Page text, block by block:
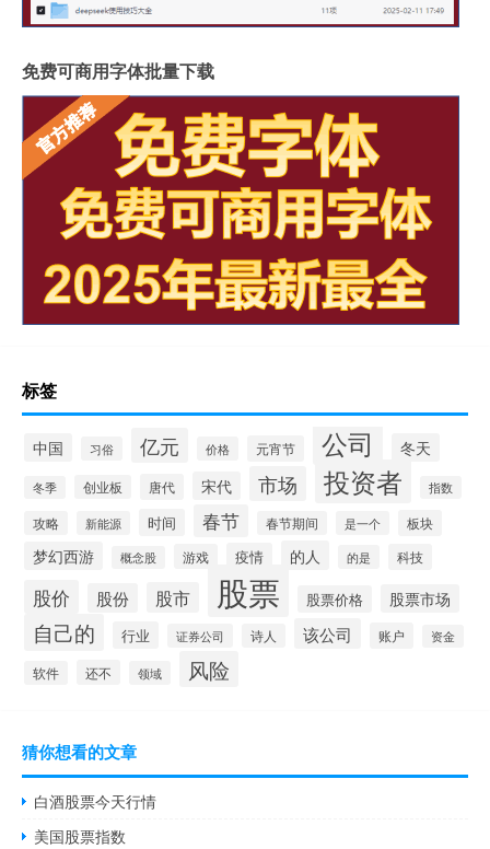
免费可商用字体批量下载
标签
中国 习俗 亿元 价格 元宵节 公司 冬天
冬季 创业板 唐代 宋代 市场 投资者 指数
攻略 新能源 时间 春节 春节期间 是一个 板块
梦幻西游 概念股 游戏 疫情 的人 的是 科技
股价 股份 股市 股票 股票价格 股票市场
自己的 行业 证券公司 诗人 该公司 账户 资金
软件 还不 领域 风险
猜你想看的文章
白酒股票今天行情
美国股票指数